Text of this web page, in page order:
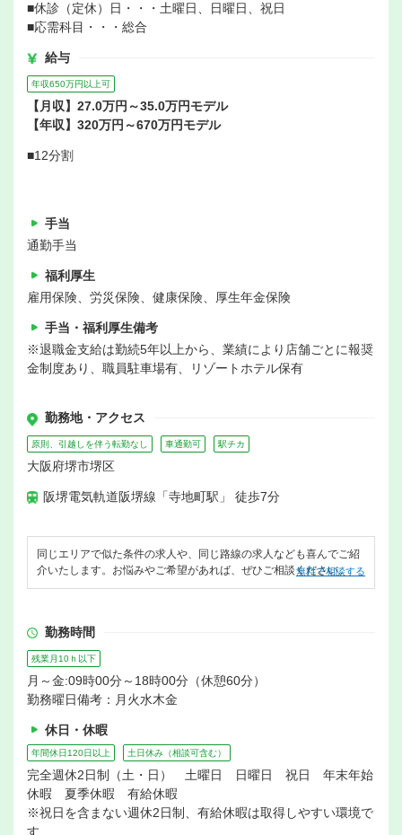
■休診（定休）日・・・土曜日、日曜日、祝日
■応需科目・・・総合
給与
年収650万円以上可
【月収】27.0万円～35.0万円モデル
【年収】320万円～670万円モデル
■12分割
手当
通勤手当
福利厚生
雇用保険、労災保険、健康保険、厚生年金保険
手当・福利厚生備考
※退職金支給は勤続5年以上から、業績により店舗ごとに報奨
金制度あり、職員駐車場有、リゾートホテル保有
勤務地・アクセス
原則、引越しを伴う転勤なし 車通勤可 駅チカ
大阪府堺市堺区
阪堺電気軌道阪堺線「寺地町駅」 徒歩7分
同じエリアで似た条件の求人や、同じ路線の求人なども喜んでご紹
介いたします。お悩みやご希望があれば、ぜひご相談ください。
無料で相談する
勤務時間
残業月10ｈ以下
月～金:09時00分～18時00分（休憩60分）
勤務曜日備考：月火水木金
休日・休暇
年間休日120日以上 土日休み（相談可含む）
完全週休2日制（土・日） 土曜日 日曜日 祝日 年末年始
休暇 夏季休暇 有給休暇
※祝日を含まない週休2日制、有給休暇は取得しやすい環境で
す